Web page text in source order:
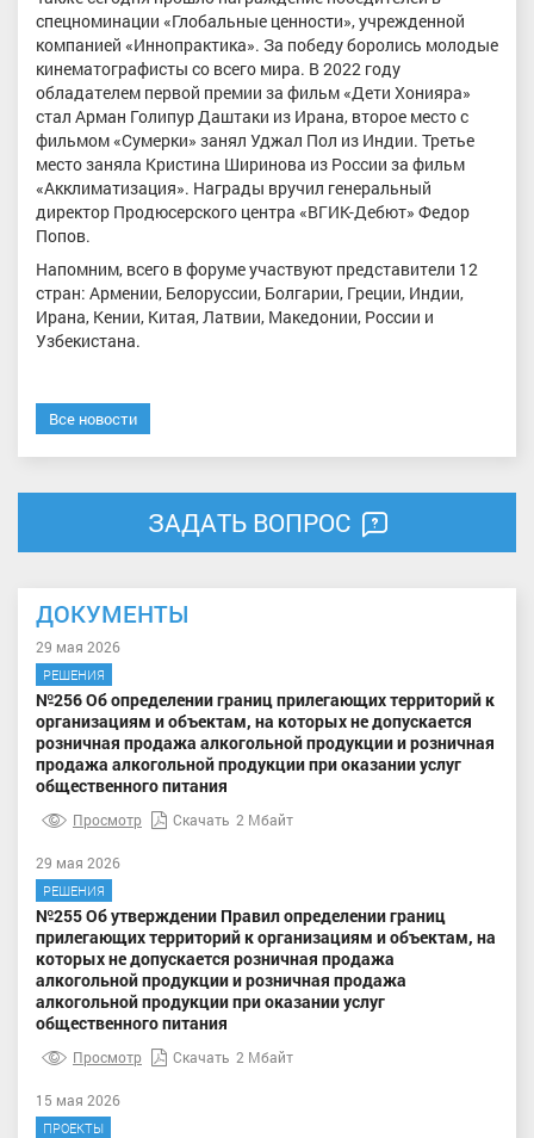
спецноминации «Глобальные ценности», учрежденной
компанией «Иннопрактика». За победу боролись молодые
кинематографисты со всего мира. В 2022 году
обладателем первой премии за фильм «Дети Хонияра»
стал Арман Голипур Даштаки из Ирана, второе место с
фильмом «Сумерки» занял Уджал Пол из Индии. Третье
место заняла Кристина Ширинова из России за фильм
«Акклиматизация». Награды вручил генеральный
директор Продюсерского центра «ВГИК-Дебют» Федор
Попов.
Напомним, всего в форуме участвуют представители 12
стран: Армении, Белоруссии, Болгарии, Греции, Индии,
Ирана, Кении, Китая, Латвии, Македонии, России и
Узбекистана.
Все новости
ЗАДАТЬ ВОПРОС
ДОКУМЕНТЫ
29 мая 2026
РЕШЕНИЯ
№256 Об определении границ прилегающих территорий к
организациям и объектам, на которых не допускается
розничная продажа алкогольной продукции и розничная
продажа алкогольной продукции при оказании услуг
общественного питания
Просмотр Скачать 2 Мбайт
29 мая 2026
РЕШЕНИЯ
№255 Об утверждении Правил определении границ
прилегающих территорий к организациям и объектам, на
которых не допускается розничная продажа
алкогольной продукции и розничная продажа
алкогольной продукции при оказании услуг
общественного питания
Просмотр Скачать 2 Мбайт
15 мая 2026
ПРОЕКТЫ